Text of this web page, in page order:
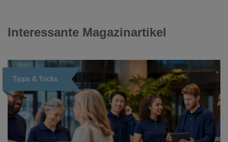
Interessante Magazinartikel
Tipps & Tricks
Loading...